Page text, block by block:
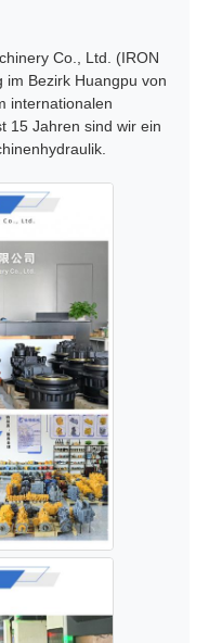
Co., Ltd. (IRON
im Bezirk Huangpu von
internationalen
15 Jahren sind wir ein